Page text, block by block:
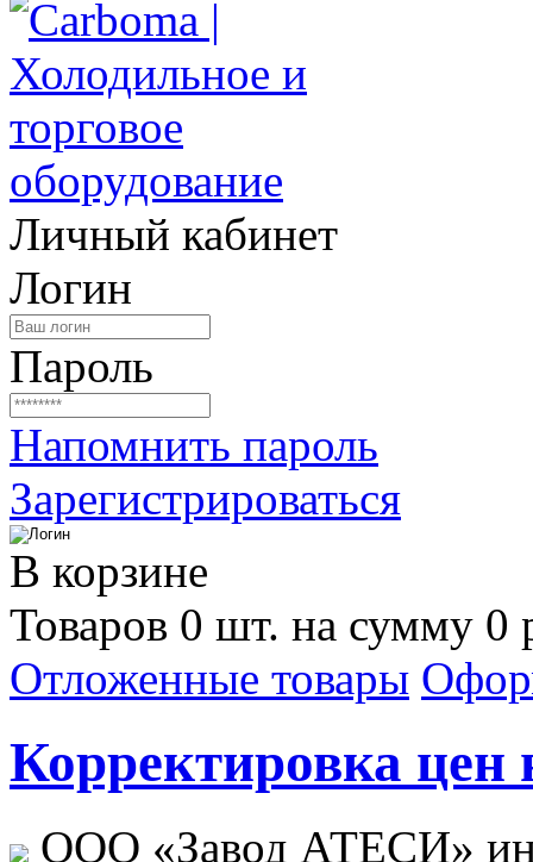
Личный кабинет
Логин
Пароль
Напомнить пароль
Зарегистрироваться
В корзине
Товаров 0 шт. на сумму 0
Отложенные товары
Корректировка цен
ООО «Завод АТЕСИ»